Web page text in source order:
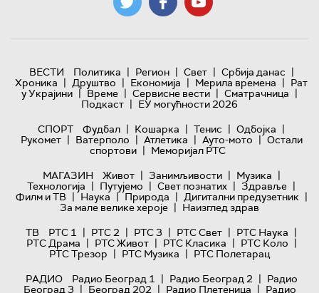
ВЕСТИ Политика | Регион | Свет | Србија данас |
Хроника | Друштво | Економија | Мерила времена | Рат
у Украјини | Време | Сервисне вести | Сматрачница |
Подкаст | ЕУ могућности 2026
СПОРТ
Фудбал | Кошарка | Тенис | Одбојка |
Рукомет | Ватерполо | Атлетика | Ауто-мото | Остали
спортови | Меморијал РТС
МАГАЗИН
Живот | Занимљивости | Музика |
Технологијa | Путујемо | Свет познатих | Здравље |
Филм и ТВ | Наука | Природа | Дигитални предузетник |
За мале велике хероје | Наизглед здрав
ТВ
РТС 1 | РТС 2 | РТС 3 | РТС Свет | РТС Наука |
РТС Драма | РТС Живот | РТС Класика | РТС Коло |
РТС Трезор | РТС Музика | РТС Полетарац
РАДИО
Радио Београд 1 | Радио Београд 2 | Радио
Београд 3 | Београд 202 | Радио Плетеница | Радио